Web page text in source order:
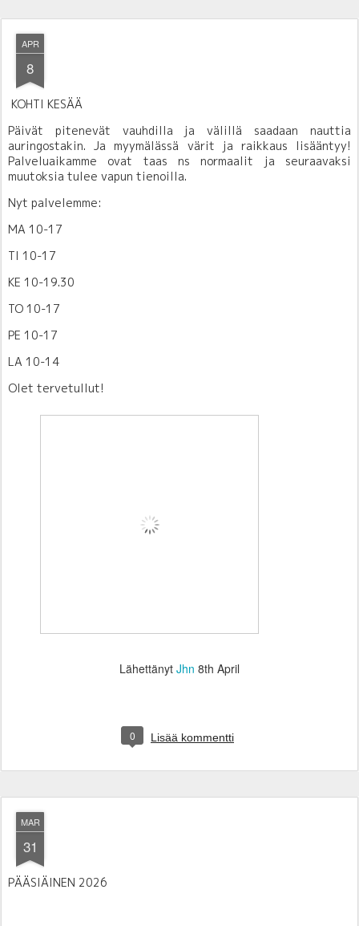
APR
8
KOHTI KESÄÄ
Päivät pitenevät vauhdilla ja välillä saadaan nauttia
auringostakin. Ja myymälässä värit ja raikkaus lisääntyy!
Palveluaikamme ovat taas ns normaalit ja seuraavaksi
muutoksia tulee vapun tienoilla.
Nyt palvelemme:
MA 10-17
TI 10-17
KE 10-19.30
TO 10-17
PE 10-17
LA 10-14
Olet tervetullut!
Lähettänyt Jhn 8th April
0 Lisää kommentti
MAR
31
PÄÄSIÄINEN 2026